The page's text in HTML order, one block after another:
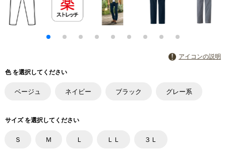
アイコンの説明
色 を選択してください
ベージュ ネイビー ブラック グレー系
サイズ を選択してください
Ｓ Ｍ Ｌ ＬＬ ３Ｌ